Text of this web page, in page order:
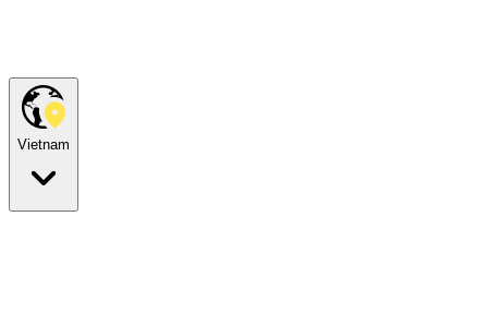
Vietnam